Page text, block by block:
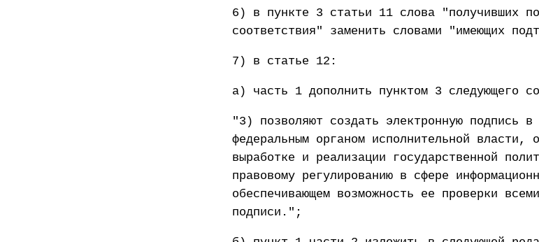
6) в пункте 3 статьи 11 слова "получивших
соответствия" заменить словами "имеющих
7) в статье 12:
а) часть 1 дополнить пунктом 3 следующего
"3) позволяют создать электронную подпись в
федеральным органом исполнительной власти,
выработке и реализации государственной
правовому регулированию в сфере
обеспечивающем возможность ее проверки
подписи.";